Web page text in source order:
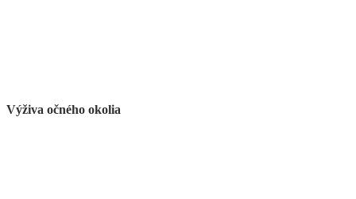
Výživa očného okolia